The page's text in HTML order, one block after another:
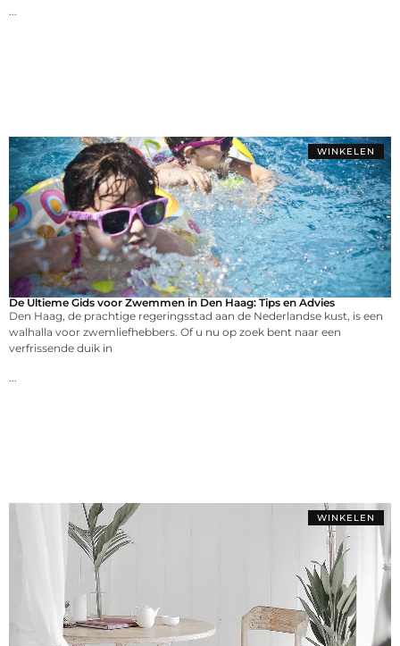
WINKELEN
De Ultieme Gids voor Zwemmen in Den Haag: Tips en Advies
Den Haag, de prachtige regeringsstad aan de Nederlandse kust, is een
walhalla voor zwemliefhebbers. Of u nu op zoek bent naar een
verfrissende duik in
WINKELEN